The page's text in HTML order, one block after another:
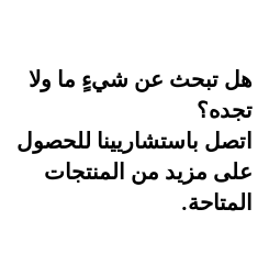
هل تبحث عن شيءٍ ما ولا
تجده؟
اتصل باستشاريينا للحصول
على مزيد من المنتجات
المتاحة.